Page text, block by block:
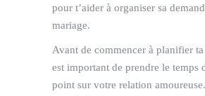
pour t’aider à organiser sa
mariage.
Avant de commencer à planifier
est important de prendre le temps
point sur votre relation